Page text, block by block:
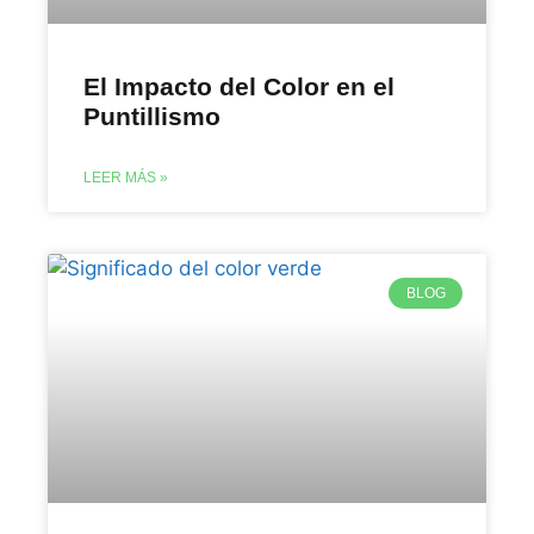
El Impacto del Color en el
Puntillismo
LEER MÁS »
BLOG